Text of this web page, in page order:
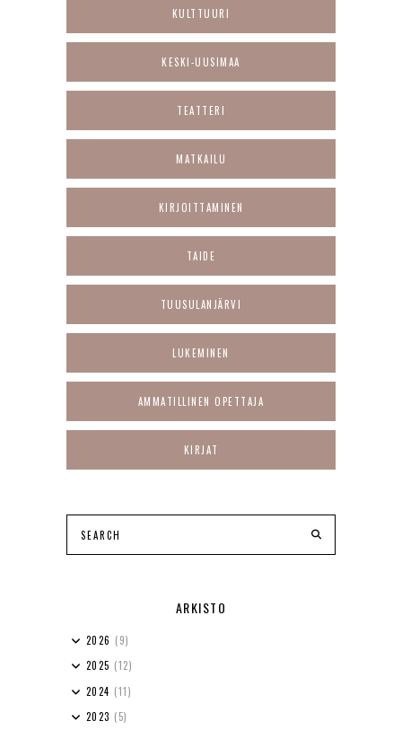
KULTTUURI
KESKI-UUSIMAA
TEATTERI
MATKAILU
KIRJOITTAMINEN
TAIDE
TUUSULANJÄRVI
LUKEMINEN
AMMATILLINEN OPETTAJA
KIRJAT
ARKISTO
2026 (9)
2025 (12)
2024 (11)
2023 (5)